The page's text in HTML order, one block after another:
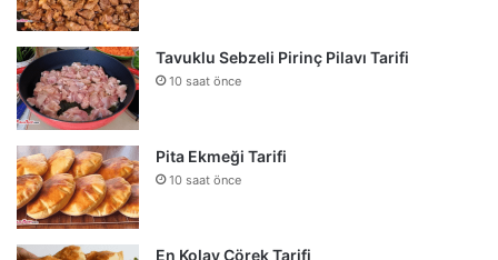
Tavuklu Sebzeli Pirinç Pilavı Tarifi
10 saat önce
Pita Ekmeği Tarifi
10 saat önce
En Kolay Çörek Tarifi